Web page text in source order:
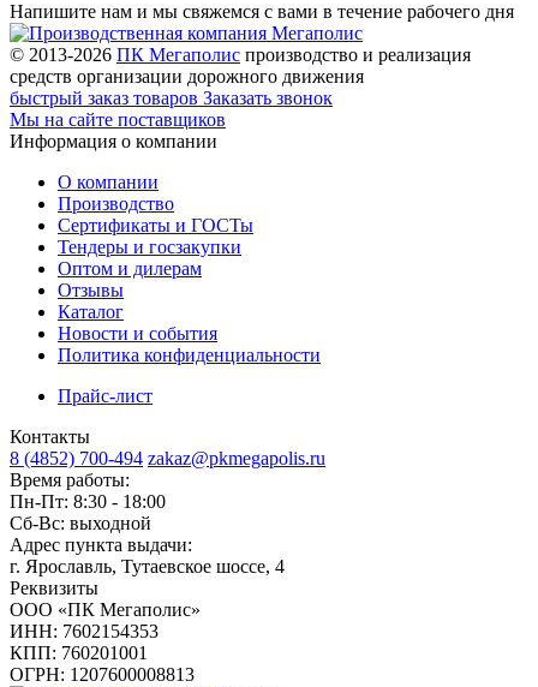
Напишите нам и мы свяжемся с вами в течение рабочего дня
© 2013-2026 ПК Мегаполис производство и реализация
средств организации дорожного движения
быстрый заказ товаров Заказать звонок
Мы на сайте поставщиков
Информация о компании
О компании
Производство
Сертификаты и ГОСТы
Тендеры и госзакупки
Оптом и дилерам
Отзывы
Каталог
Новости и события
Политика конфиденциальности
Прайс-лист
Контакты
8 (4852) 700-494 zakaz@pkmegapolis.ru
Время работы:
Пн-Пт: 8:30 - 18:00
Сб-Вс: выходной
Адрес пункта выдачи:
г. Ярославль, Тутаевское шоссе, 4
Реквизиты
ООО «ПК Мегаполис»
ИНН: 7602154353
КПП: 760201001
ОГРН: 1207600008813